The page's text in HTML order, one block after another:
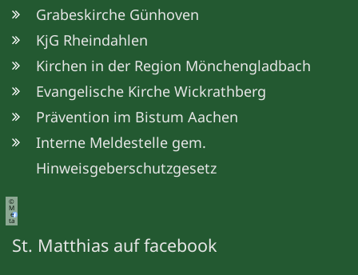
Grabeskirche Günhoven
KjG Rheindahlen
Kirchen in der Region Mönchengladbach
Evangelische Kirche Wickrathberg
Prävention im Bistum Aachen
Interne Meldestelle gem.
Hinweisgeberschutzgesetz
©
M
e
ta
St. Matthias auf facebook